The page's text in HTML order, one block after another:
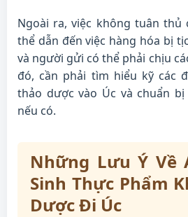
Ngoài ra, việc không tuân thủ
thể dẫn đến việc hàng hóa bị
và người gửi có thể phải chịu
đó, cần phải tìm hiểu kỹ các
thảo dược vào Úc và chuẩn
nếu có.
Những Lưu Ý Về
Sinh Thực Phẩm
Dược Đi Úc